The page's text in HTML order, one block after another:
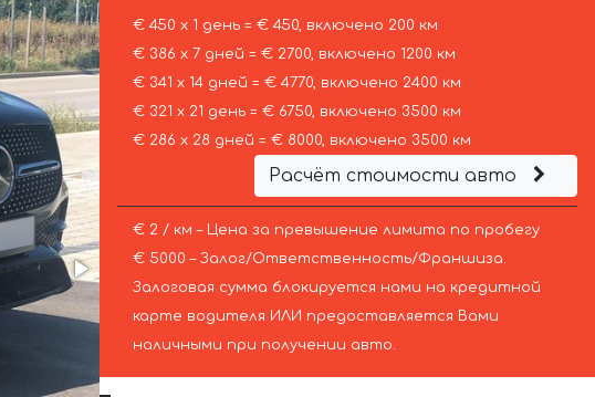
€ 450 х 1 день = € 450, включено 200 км
€ 386 х 7 дней = € 2700, включено 1200 км
€ 341 х 14 дней = € 4770, включено 2400 км
€ 321 х 21 день = € 6750, включено 3500 км
€ 286 х 28 дней = € 8000, включено 3500 км
Расчёт стоимости авто
€ 2 / км – Цена за превышение лимита по пробегу
€ 5000 – Залог/Ответственность/Франшиза.
Залоговая сумма блокируется нами на кредитной
карте водителя ИЛИ предоставляется Вами
наличными при получении авто.